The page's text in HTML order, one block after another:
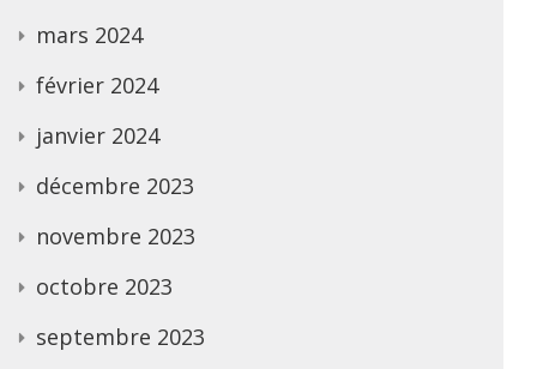
mars 2024
février 2024
janvier 2024
décembre 2023
novembre 2023
octobre 2023
septembre 2023